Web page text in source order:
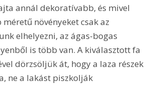
annál dekoratívabb, és mivel
növényeket csak az
elhelyezni, az ágas-bogas
is több van. A kiválasztott fa
dörzsöljük át, hogy a laza részek
ne a lakást piszkolják